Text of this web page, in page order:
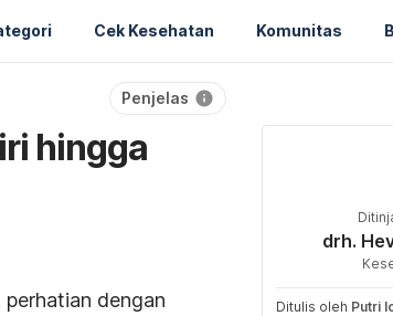
Cek Kesehatan Komunitas
Penjelas
hingga
dengan
drh.
Ditulis oleh Putri